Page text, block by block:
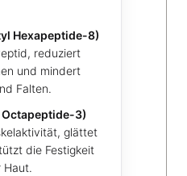
Hexapeptide-8)
reduziert
und mindert
Falten.
3)
glättet
die Festigkeit
Haut.